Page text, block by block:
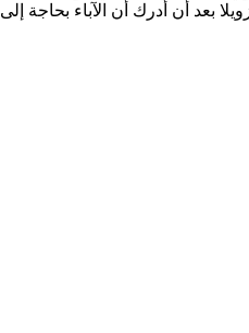
بعد أن أدرك أن الآباء بحاجة إلى